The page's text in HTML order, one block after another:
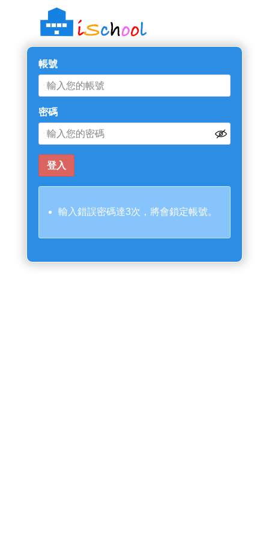
帳號
密碼
輸入錯誤密碼達3次，將會鎖定帳號。